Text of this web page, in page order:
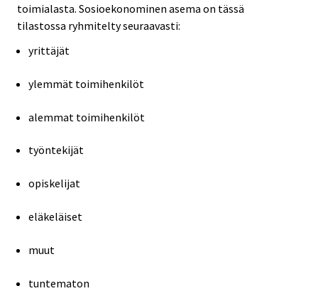
toimialasta. Sosioekonominen asema on tässä
tilastossa ryhmitelty seuraavasti:
yrittäjät
ylemmät toimihenkilöt
alemmat toimihenkilöt
työntekijät
opiskelijat
eläkeläiset
muut
tuntematon